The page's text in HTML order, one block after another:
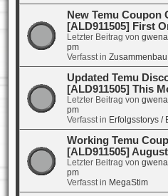
New Temu Coupon
[ALD911505] First
Letzter Beitrag von
pm
Verfasst in Zusammenbau
Updated Temu
[ALD911505] This
Letzter Beitrag von
pm
Verfasst in Erfolgsstorys /
Working Temu
[ALD911505]
Letzter Beitrag von
pm
Verfasst in MegaStim